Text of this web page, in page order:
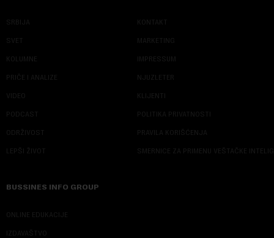
SRBIJA
SVET
KOLUMNE
PRIČE I ANALIZE
VIDEO
PODCAST
ODRŽIVOST
LEPŠI ŽIVOT
KONTAKT
MARKETING
IMPRESSUM
NJUZLETER
KLIJENTI
POLITIKA PRIVATNOSTI
PRAVILA KORIŠĆENJA
SMERNICE ZA PRIMENU VEŠTAČKE
BUSSINES INFO GROUP
ONLINE EDUKACIJE
IZDAVAŠTVO